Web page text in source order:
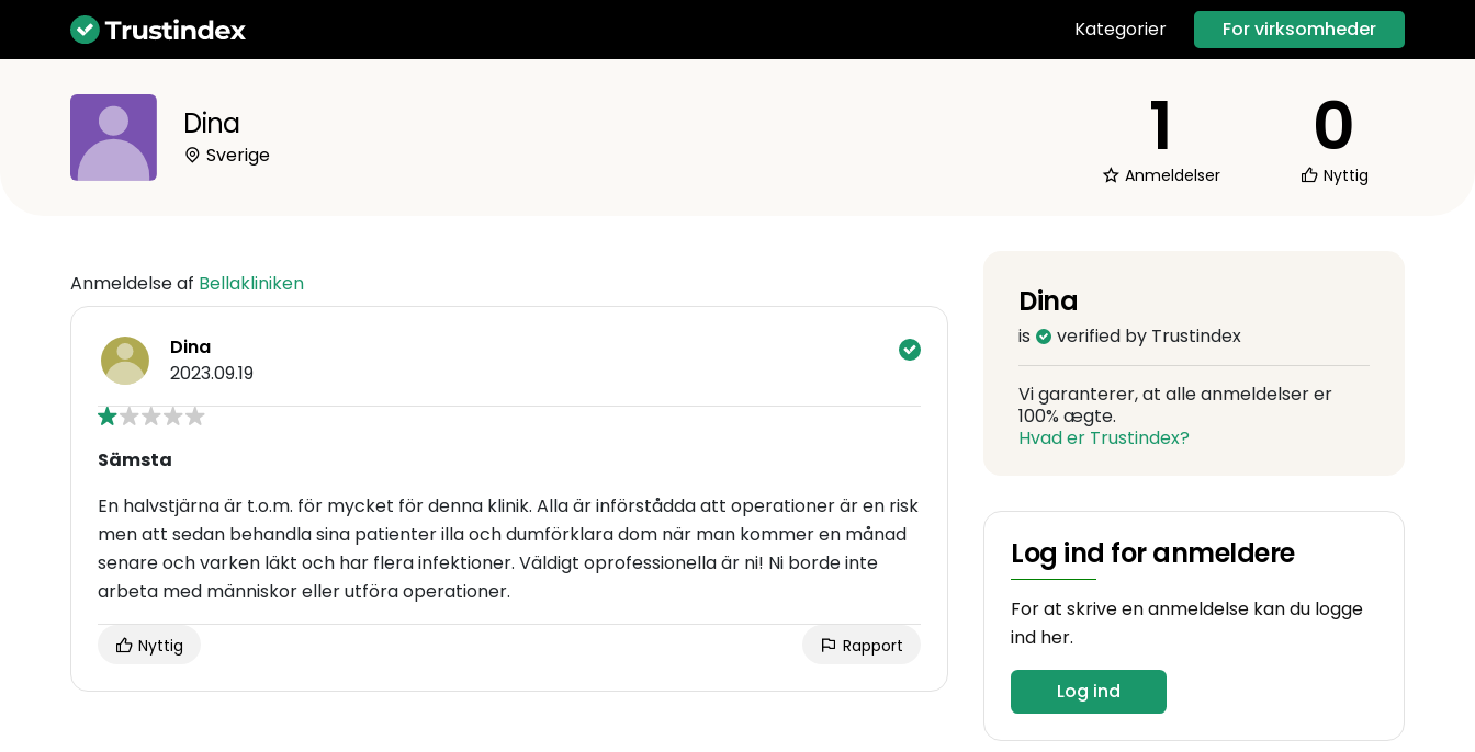
Kategorier For virksomheder
Dina
Sverige 1
Anmeldelser
0
Nyttig
Anmeldelse af Bellakliniken
Dina
2023.09.19
Sämsta
En halvstjärna är t.o.m. för mycket för denna klinik. Alla är införstådda att operationer är en risk
men att sedan behandla sina patienter illa och dumförklara dom när man kommer en månad
senare och varken läkt och har flera infektioner. Väldigt oprofessionella är ni! Ni borde inte
arbeta med människor eller utföra operationer.
Nyttig Rapport
Dina
is verified by Trustindex
Vi garanterer, at alle anmeldelser er
100% ægte.
Hvad er Trustindex?
Log ind for anmeldere
For at skrive en anmeldelse kan du logge
ind her.
Log ind